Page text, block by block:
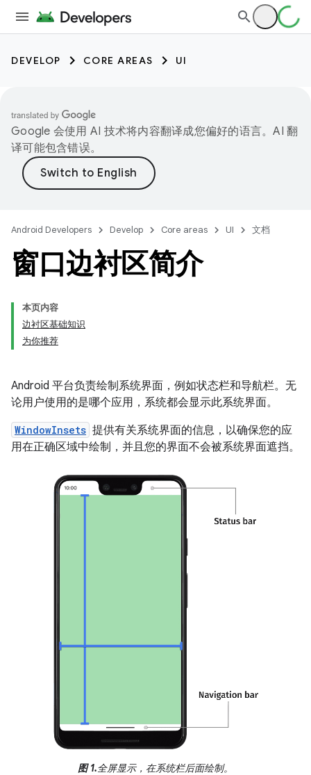
DEVELOP CORE AREAS UI
Google 会使用 AI 技术将内容翻译成您偏好的语言。AI 翻
译可能包含错误。
Android Developers Develop Core areas UI 文档
窗口边衬区简介
本页内容
边衬区基础知识
为你推荐
Android 平台负责绘制系统界面，例如状态栏和导航栏。无
论用户使用的是哪个应用，系统都会显示此系统界面。
WindowInsets 提供有关系统界面的信息，以确保您的应
用在正确区域中绘制，并且您的界面不会被系统界面遮挡。
图 1.全屏显示，在系统栏后面绘制。